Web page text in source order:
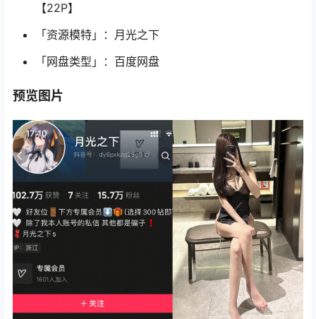
【22P】
「资源模特」：月光之下
「网盘类型」：百度网盘
预览图片